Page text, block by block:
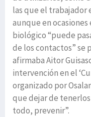
las que el trabajador
aunque en
biológico “puede
de los contactos” se
afirmaba Aitor
intervención en el
organizado por
que dejar de
todo, prevenir”.